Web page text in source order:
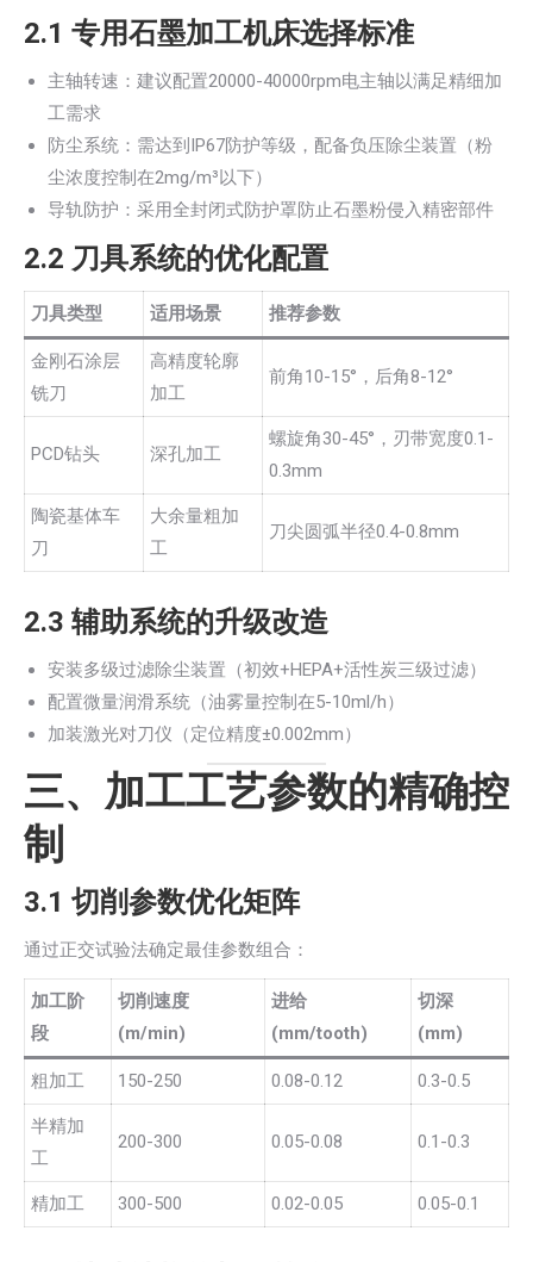
2.1 专用石墨加工机床选择标准
主轴转速：建议配置20000-40000rpm电主轴以满足精细加
工需求
防尘系统：需达到IP67防护等级，配备负压除尘装置（粉
尘浓度控制在2mg/m³以下）
导轨防护：采用全封闭式防护罩防止石墨粉侵入精密部件
2.2 刀具系统的优化配置
刀具类型 适用场景 推荐参数
金刚石涂层
铣刀
高精度轮廓
加工
前角10-15°，后角8-12°
PCD钻头 深孔加工
螺旋角30-45°，刃带宽度0.1-
0.3mm
陶瓷基体车
刀
大余量粗加
工
刀尖圆弧半径0.4-0.8mm
2.3 辅助系统的升级改造
安装多级过滤除尘装置（初效+HEPA+活性炭三级过滤）
配置微量润滑系统（油雾量控制在5-10ml/h）
加装激光对刀仪（定位精度±0.002mm）
三、加工工艺参数的精确控
制
3.1 切削参数优化矩阵
通过正交试验法确定最佳参数组合：
加工阶
段
切削速度
(m/min)
进给
(mm/tooth)
切深
(mm)
粗加工 150-250 0.08-0.12 0.3-0.5
半精加
工
200-300 0.05-0.08 0.1-0.3
精加工 300-500 0.02-0.05 0.05-0.1